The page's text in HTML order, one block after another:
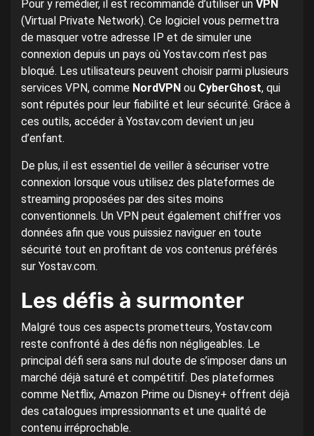
Pour y remédier, il est recommandé d’utiliser un VPN
(Virtual Private Network). Ce logiciel vous permettra
de masquer votre adresse IP et de simuler une
connexion depuis un pays où Yostav.com n’est pas
bloqué. Les utilisateurs peuvent choisir parmi plusieurs
services VPN, comme NordVPN ou CyberGhost, qui
sont réputés pour leur fiabilité et leur sécurité. Grâce à
ces outils, accéder à Yostav.com devient un jeu
d’enfant.
De plus, il est essentiel de veiller à sécuriser votre
connexion lorsque vous utilisez des plateformes de
streaming proposées par des sites moins
conventionnels. Un VPN peut également chiffrer vos
données afin que vous puissiez naviguer en toute
sécurité tout en profitant de vos contenus préférés
sur Yostav.com.
Les défis à surmonter
Malgré tous ces aspects prometteurs, Yostav.com
reste confronté à des défis non négligeables. Le
principal défi sera sans nul doute de s’imposer dans un
marché déjà saturé et compétitif. Des plateformes
comme Netflix, Amazon Prime ou Disney+ offrent déjà
des catalogues impressionnants et une qualité de
contenu irréprochable.